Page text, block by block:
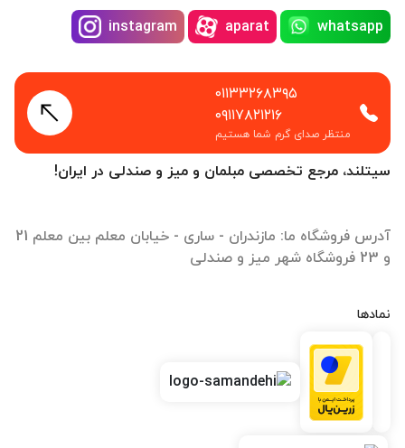
سیتلند، مرجع تخصصی مبلمان و میز و صندلی در ایران!
آدرس فروشگاه ما: مازندران - ساری - خیابان معلم بین معلم 21
و 23 فروشگاه شهر میز و صندلی
نمادها
whatsapp
aparat
instagram
۰۱۱۳۳۲۶۸۳۹۵
۰۹۱۱۷۸۲۱۲۱۶
منتظر صدای گرم شما هستیم